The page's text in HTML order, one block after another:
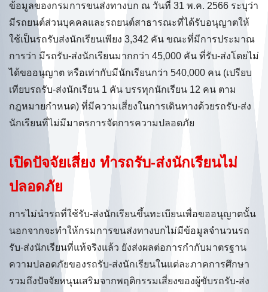
ข้อมูลของกรมการขนส่งทางบก ณ วันที่ 31 พ.ค. 2566 ระบุว่า
มีรถยนต์ส่วนบุคคลและรถยนต์สาธารณะที่ได้รับอนุญาตให้
ใช้เป็นรถรับส่งนักเรียนเพียง 3,342 คัน ขณะที่มีการประมาณ
การว่า มีรถรับ-ส่งนักเรียนมากกว่า 45,000 คัน ที่รับ-ส่งโดยไม่
ได้ขออนุญาต หรือเท่ากับมีนักเรียนกว่า 540,000 คน (เปรียบ
เทียบรถรับ-ส่งนักเรียน 1 คัน บรรทุกนักเรียน 12 คน ตาม
กฎหมายกำหนด) ที่มีความเสี่ยงในการเดินทางด้วยรถรับ-ส่ง
นักเรียนที่ไม่มีมาตรการจัดการความปลอดภัย
เปิดปัจจัยเสี่ยง ทำรถรับ-ส่งนักเรียนไม่
ปลอดภัย
การไม่นำรถที่ใช้รับ-ส่งนักเรียนขึ้นทะเบียนเพื่อขออนุญาตนั้น
นอกจากจะทำให้กรมการขนส่งทางบกไม่มีข้อมูลจำนวนรถ
รับ-ส่งนักเรียนที่แท้จริงแล้ว ยังส่งผลต่อการกำกับมาตรฐาน
ความปลอดภัยของรถรับ-ส่งนักเรียนในแต่ละภาคการศึกษา
รวมถึงปัจจัยหนุนเสริมจากพฤติกรรมเสี่ยงของผู้ขับรถรับ-ส่ง